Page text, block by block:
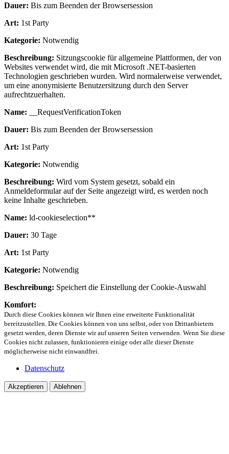
Dauer: Bis zum Beenden der Browsersession
Art: 1st Party
Kategorie: Notwendig
Beschreibung: Sitzungscookie für allgemeine Plattformen, der von
Websites verwendet wird, die mit Microsoft .NET-basierten
Technologien geschrieben wurden. Wird normalerweise verwendet,
um eine anonymisierte Benutzersitzung durch den Server
aufrechtzuerhalten.
Name: __RequestVerificationToken
Dauer: Bis zum Beenden der Browsersession
Art: 1st Party
Kategorie: Notwendig
Beschreibung: Wird vom System gesetzt, sobald ein
Anmeldeformular auf der Seite angezeigt wird, es werden noch
keine Inhalte geschrieben.
Name: ld-cookieselection**
Dauer: 30 Tage
Art: 1st Party
Kategorie: Notwendig
Beschreibung: Speichert die Einstellung der Cookie-Auswahl
Komfort:
Durch diese Cookies können wir Ihnen eine erweiterte Funktionalität
bereitzustellen. Die Cookies können von uns selbst, oder von Drittanbietern
gesetzt werden, deren Dienste wir auf unseren Seiten verwenden. Wenn Sie diese
Cookies nicht zulassen, funktionieren einige oder alle dieser Dienste
möglicherweise nicht einwandfrei.
Datenschutz
Akzeptieren Ablehnen